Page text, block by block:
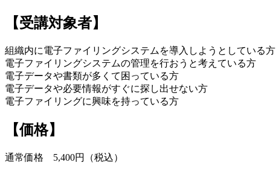
【受講対象者】
組織内に電子ファイリングシステムを導入しようとしている方
電子ファイリングシステムの管理を行おうと考えている方
電子データや書類が多くて困っている方
電子データや必要情報がすぐに探し出せない方
電子ファイリングに興味を持っている方
【価格】
通常価格 5,400円（税込）